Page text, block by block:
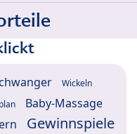
Wickeln
Baby-Massage
Gewinnspiele